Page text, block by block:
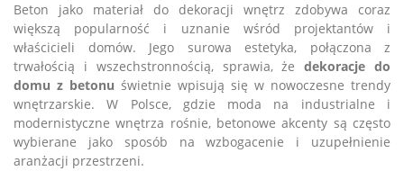
Beton jako materiał do dekoracji wnętrz zdobywa coraz
większą popularność i uznanie wśród projektantów i
właścicieli domów. Jego surowa estetyka, połączona z
trwałością i wszechstronnością, sprawia, żedekoracje do
domu z betonu świetnie wpisują się w nowoczesne trendy
wnętrzarskie. W Polsce, gdzie moda na industrialne i
modernistyczne wnętrza rośnie, betonowe akcenty są często
wybierane jako sposób na wzbogacenie i uzupełnienie
aranżacji przestrzeni.